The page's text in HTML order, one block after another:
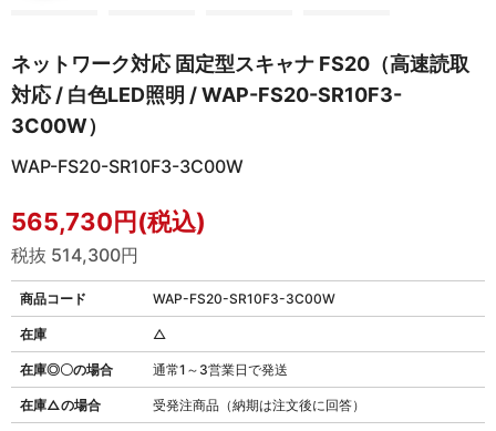
ネットワーク対応 固定型スキャナ FS20（高速読取
対応 / 白色LED照明 / WAP-FS20-SR10F3-
3C00W）
WAP-FS20-SR10F3-3C00W
565,730円(税込)
税抜 514,300円
商品コード WAP-FS20-SR10F3-3C00W
在庫◎〇の場合 通常1～3営業日で発送
在庫△の場合 受発注商品（納期は注文後に回答）
在庫 △